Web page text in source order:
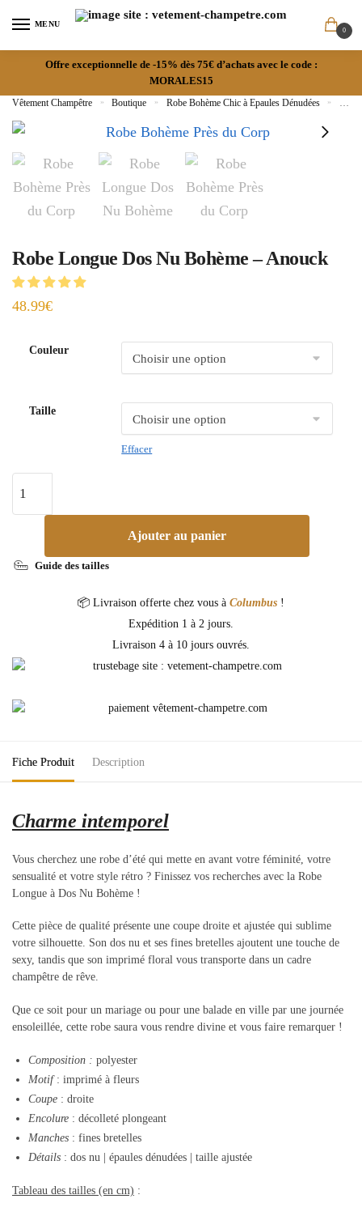
MENU
0
Offre exceptionnelle de -15% dès 75€ d’achats avec le code :
MORALES15
Vêtement Champêtre » Boutique » Robe Bohème Chic à Epaules Dénudées »
Robe Longue Dos Nu Bohème – Anouck
48.99€
Couleur
Taille
Effacer
Ajouter au panier
Guide des tailles
📦 Livraison offerte chez vous à Columbus !
Expédition 1 à 2 jours.
Livraison 4 à 10 jours ouvrés.
Fiche Produit Description
Charme intemporel
Vous cherchez une robe d’été qui mette en avant votre féminité, votre
sensualité et votre style rétro ? Finissez vos recherches avec la Robe
Longue à Dos Nu Bohème !
Cette pièce de qualité présente une coupe droite et ajustée qui sublime
votre silhouette. Son dos nu et ses fines bretelles ajoutent une touche de
sexy, tandis que son imprimé floral vous transporte dans un cadre
champêtre de rêve.
Que ce soit pour un mariage ou pour une balade en ville par une journée
ensoleillée, cette robe saura vous rendre divine et vous faire remarquer !
Composition : polyester
Motif: imprimé à fleurs
Coupe : droite
Encolure : décolleté plongeant
Manches : fines bretelles
Détails : dos nu | épaules dénudées | taille ajustée
Tableau des tailles (en cm) :